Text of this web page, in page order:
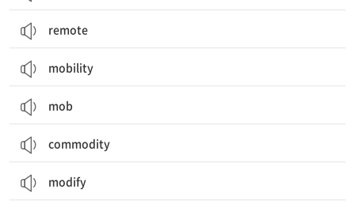
remote
mobility
mob
commodity
modify